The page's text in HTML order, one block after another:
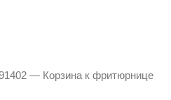
— Корзина к фритюрнице